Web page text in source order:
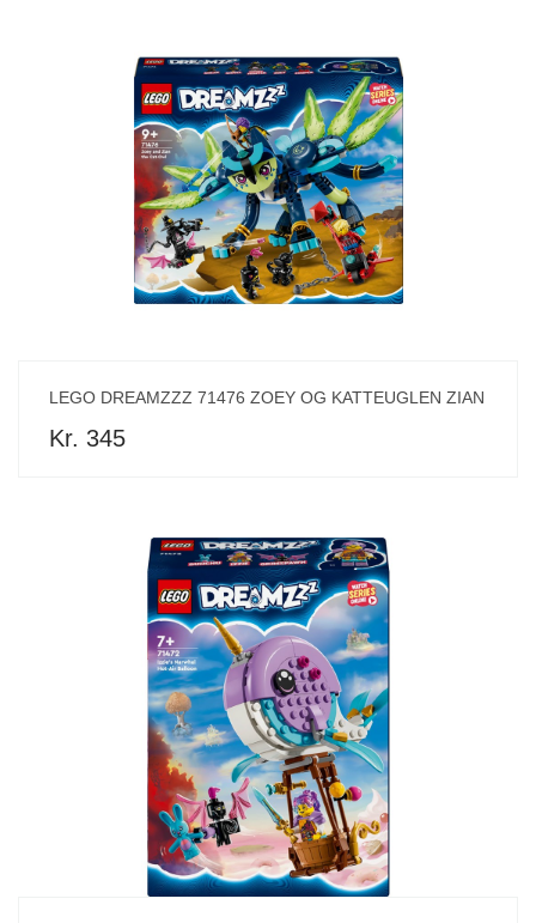
LEGO DREAMZZZ 71476 ZOEY OG KATTEUGLEN ZIAN
Kr. 345